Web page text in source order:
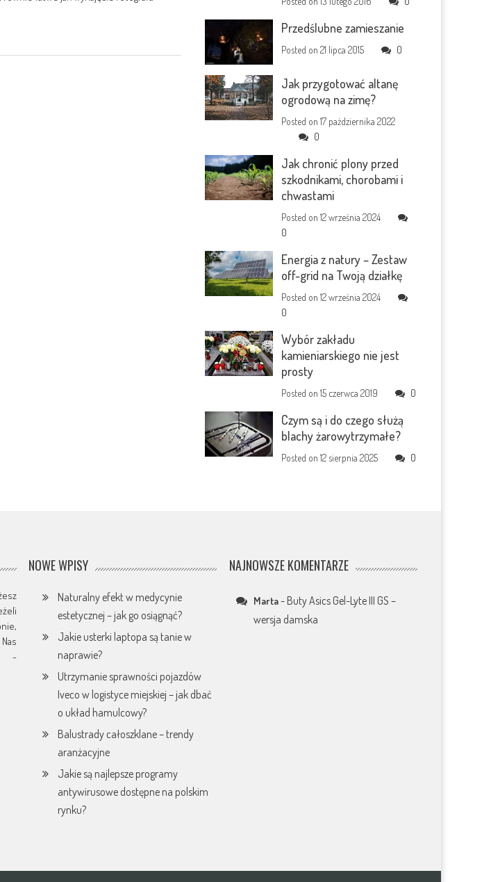
Przedślubne zamieszanie
Posted on21 lipca 2015 0
Jak przygotować altanę
ogrodową na zimę?
Posted on17 października 2022
0
Jak chronić plony przed
szkodnikami, chorobami i
chwastami
Posted on12 września 2024
0
Energia z natury – Zestaw
off-grid na Twoją działkę
Posted on12 września 2024
0
Wybór zakładu
kamieniarskiego nie jest
prosty
Posted on15 czerwca 2019 0
Czym są i do czego służą
blachy żarowytrzymałe?
Posted on12 sierpnia 2025 0
-
NOWE WPISY
Naturalny efekt w medycynie
estetycznej – jak go osiągnąć?
Jakie usterki laptopa są tanie w
naprawie?
Utrzymanie sprawności pojazdów
Iveco w logistyce miejskiej – jak dbać
o układ hamulcowy?
Balustrady całoszklane – trendy
aranżacyjne
Jakie są najlepsze programy
antywirusowe dostępne na polskim
rynku?
NAJNOWSZE KOMENTARZE
Marta- Buty Asics Gel-Lyte III GS –
wersja damska